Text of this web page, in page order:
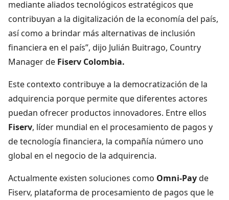
mediante aliados tecnológicos estratégicos que
contribuyan a la digitalización de la economía del país,
así como a brindar más alternativas de inclusión
financiera en el país”, dijo Julián Buitrago, Country
Manager de Fiserv Colombia.
Este contexto contribuye a la democratización de la
adquirencia porque permite que diferentes actores
puedan ofrecer productos innovadores. Entre ellos
Fiserv, líder mundial en el procesamiento de pagos y
de tecnología financiera, la compañía número uno
global en el negocio de la adquirencia.
Actualmente existen soluciones como Omni-Payde
Fiserv, plataforma de procesamiento de pagos que le